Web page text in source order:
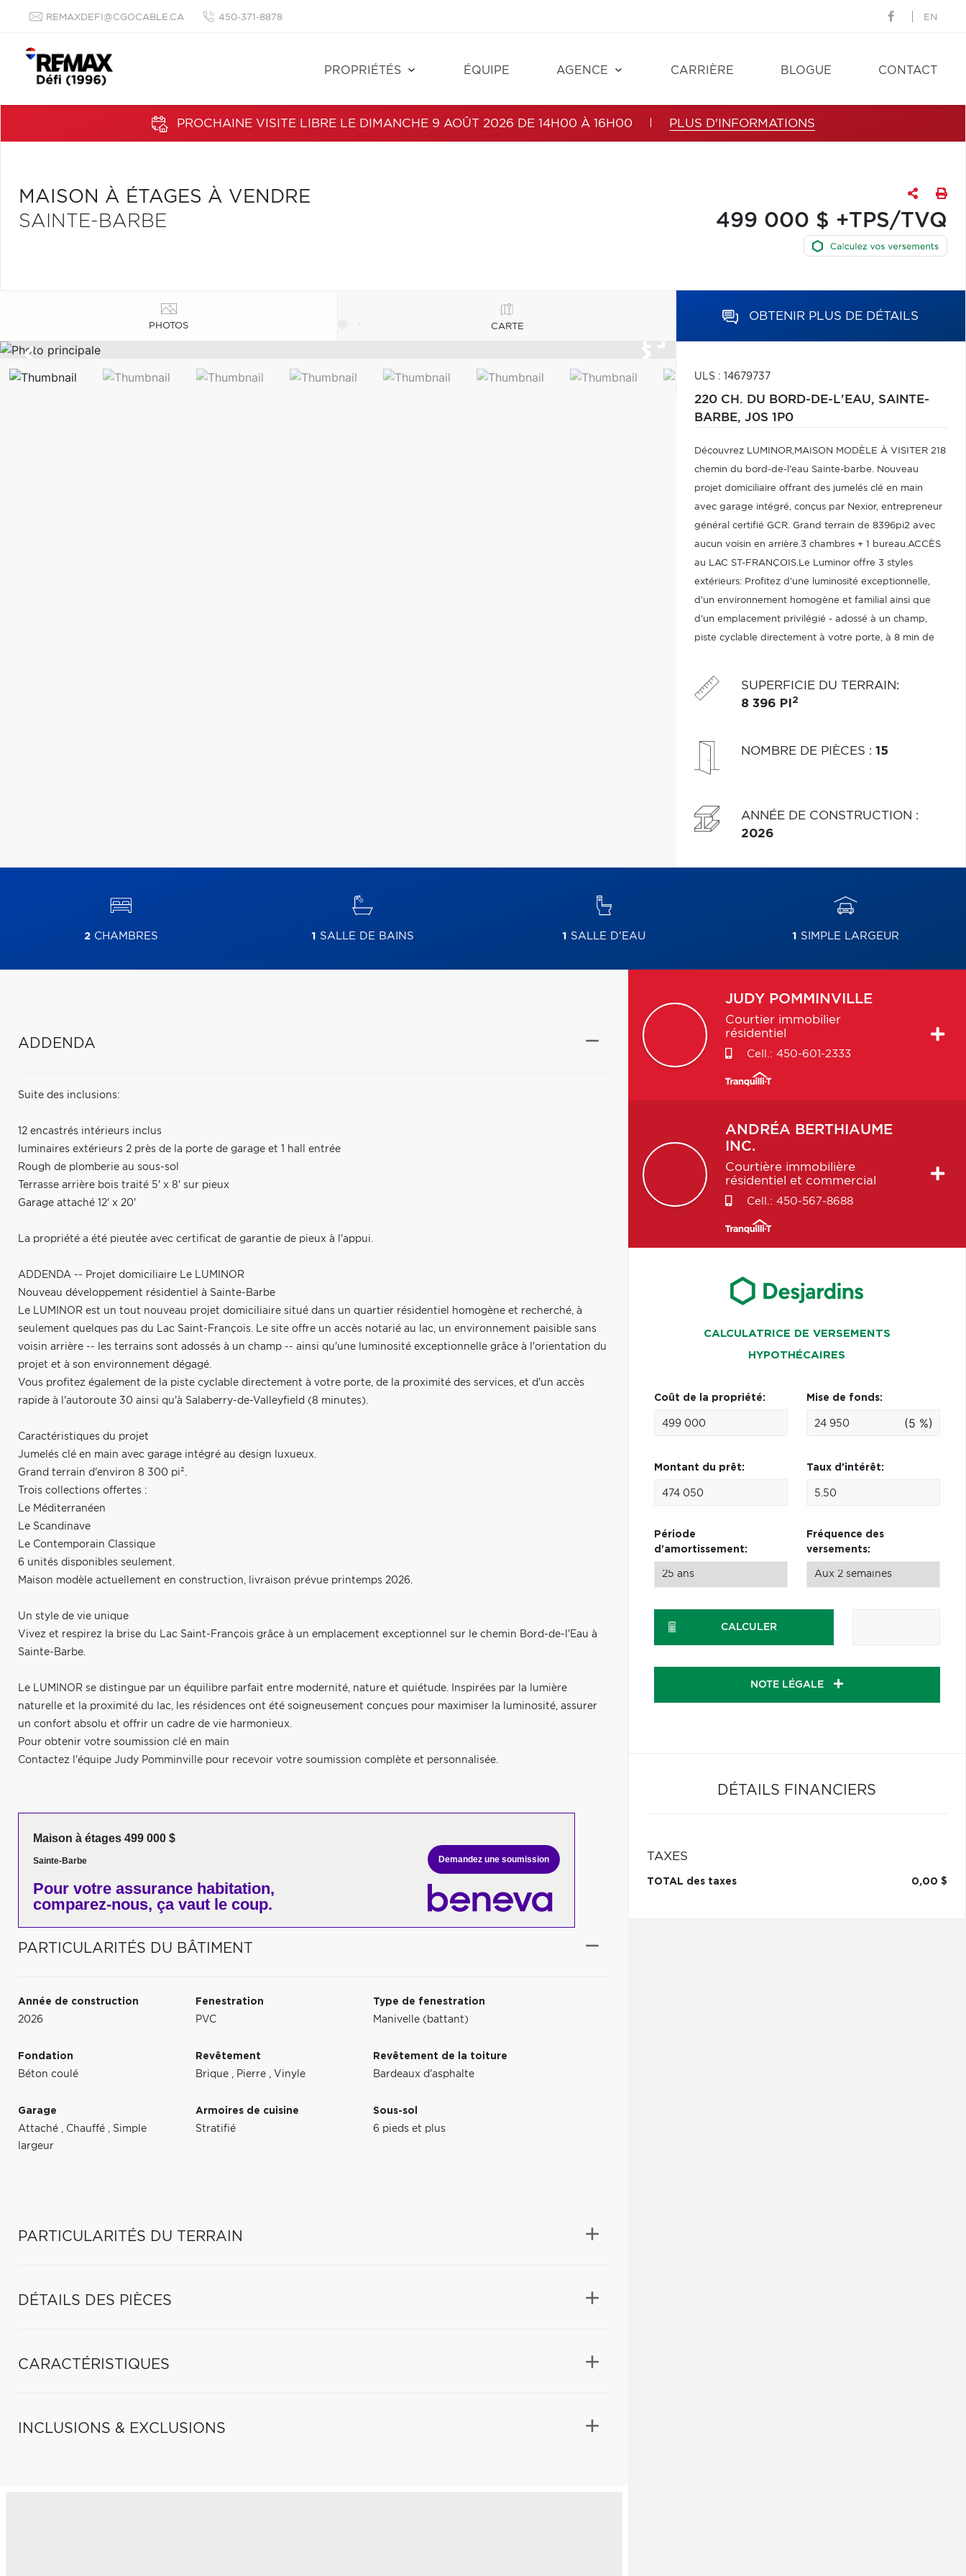
REMAXDEFI@CGOCABLE.CA 450-371-8878 EN
PROPRIÉTÉS ÉQUIPE AGENCE CARRIÈRE BLOGUE CONTACT
PROCHAINE VISITE LIBRE LE DIMANCHE 9 AOÛT 2026 DE 14H00 À 16H00 PLUS D'INFORMATIONS
MAISON À ÉTAGES À VENDRE
SAINTE-BARBE
499 000 $ +TPS/TVQ
PHOTOS CARTE
OBTENIR PLUS DE DÉTAILS
ULS : 14679737
220 CH. DU BORD-DE-L'EAU, SAINTE-
BARBE, J0S 1P0
Découvrez LUMINOR,MAISON MODÈLE À VISITER 218
chemin du bord-de-l'eau Sainte-barbe. Nouveau
projet domiciliaire offrant des jumelés clé en main
avec garage intégré, conçus par Nexior, entrepreneur
général certifié GCR. Grand terrain de 8396pi2 avec
aucun voisin en arrière.3 chambres + 1 bureau.ACCÈS
au LAC ST-FRANÇOIS.Le Luminor offre 3 styles
extérieurs: Profitez d'une luminosité exceptionnelle,
d'un environnement homogène et familial ainsi que
d'un emplacement privilégié - adossé à un champ,
piste cyclable directement à votre porte, à 8 min de
alliant confort, nature & nautique.
SUPERFICIE DU TERRAIN:
8 396 PI 2
NOMBRE DE PIÈCES : 15
ANNÉE DE CONSTRUCTION :
2026
2CHAMBRES 1 SALLE DE BAINS 1 SALLE D'EAU 1 SIMPLE LARGEUR
ADDENDA
Suite des inclusions:
12 encastrés intérieurs inclus
luminaires extérieurs 2 près de la porte de garage et 1 hall entrée
Rough de plomberie au sous-sol
Terrasse arrière bois traité 5' x 8' sur pieux
Garage attaché 12' x 20'
La propriété a été pieutée avec certificat de garantie de pieux à l'appui.
ADDENDA -- Projet domiciliaire Le LUMINOR
Nouveau développement résidentiel à Sainte-Barbe
Le LUMINOR est un tout nouveau projet domiciliaire situé dans un quartier résidentiel homogène et recherché, à
seulement quelques pas du Lac Saint-François. Le site offre un accès notarié au lac, un environnement paisible sans
voisin arrière -- les terrains sont adossés à un champ -- ainsi qu'une luminosité exceptionnelle grâce à l'orientation du
projet et à son environnement dégagé.
Vous profitez également de la piste cyclable directement à votre porte, de la proximité des services, et d'un accès
rapide à l'autoroute 30 ainsi qu'à Salaberry-de-Valleyfield (8 minutes).
Caractéristiques du projet
Jumelés clé en main avec garage intégré au design luxueux.
Grand terrain d'environ 8 300 pi².
Trois collections offertes :
Le Méditerranéen
Le Scandinave
Le Contemporain Classique
6 unités disponibles seulement.
Maison modèle actuellement en construction, livraison prévue printemps 2026.
Un style de vie unique
Vivez et respirez la brise du Lac Saint-François grâce à un emplacement exceptionnel sur le chemin Bord-de-l'Eau à
Sainte-Barbe.
Le LUMINOR se distingue par un équilibre parfait entre modernité, nature et quiétude. Inspirées par la lumière
naturelle et la proximité du lac, les résidences ont été soigneusement conçues pour maximiser la luminosité, assurer
un confort absolu et offrir un cadre de vie harmonieux.
Pour obtenir votre soumission clé en main
Contactez l'équipe Judy Pomminville pour recevoir votre soumission complète et personnalisée.
Maison à étages 499 000 $
Sainte-Barbe
Pour votre assurance habitation,
comparez-nous, ça vaut le coup.
Demandez une soumission
PARTICULARITÉS DU BÂTIMENT
Année de construction
2026
Fenestration
PVC
Type de fenestration
Manivelle (battant)
Fondation
Béton coulé
Revêtement
Brique , Pierre , Vinyle
Revêtement de la toiture
Bardeaux d'asphalte
Garage
Attaché , Chauffé , Simple
largeur
Armoires de cuisine
Stratifié
Sous-sol
6 pieds et plus
PARTICULARITÉS DU TERRAIN
DÉTAILS DES PIÈCES
CARACTÉRISTIQUES
INCLUSIONS & EXCLUSIONS
JUDY POMMINVILLE
Courtier immobilier
résidentiel
Cell.: 450-601-2333
ANDRÉA BERTHIAUME
INC.
Courtière immobilière
résidentiel et commercial
Cell.: 450-567-8688
CALCULATRICE DE VERSEMENTS
HYPOTHÉCAIRES
Coût de la propriété: Mise de fonds:
(5 %)
Montant du prêt: Taux d'intérêt:
Période
d'amortissement:
Fréquence des
versements:
CALCULER
NOTE LÉGALE
DÉTAILS FINANCIERS
TAXES
TOTAL des taxes 0,00 $